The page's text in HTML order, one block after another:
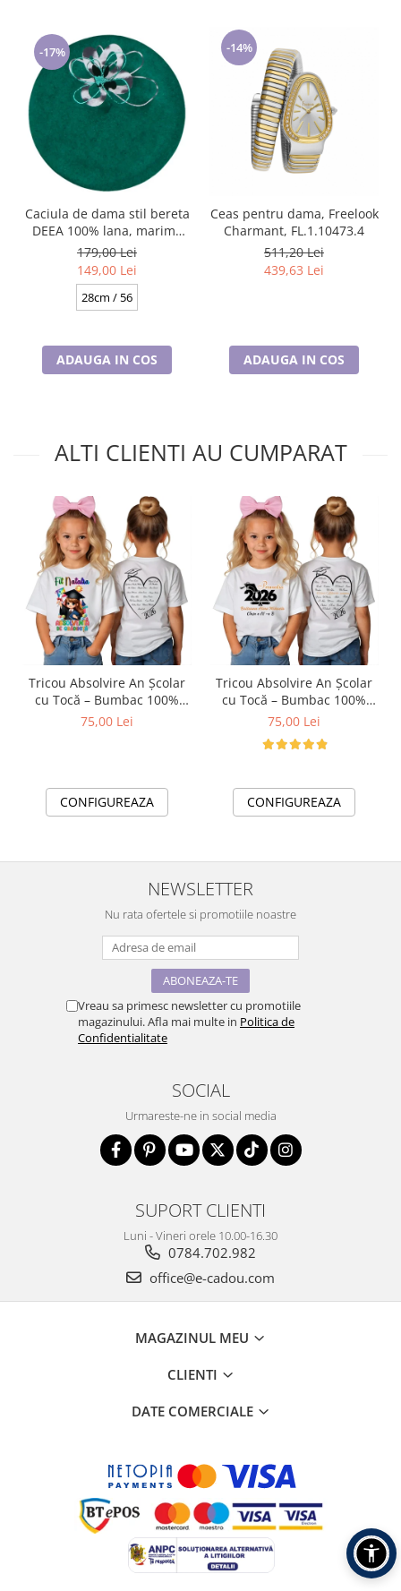
-17%
Caciula de dama stil bereta
DEEA 100% lana, marime
universala BA25.01. 630
verde made Polonia
179,00 Lei
149,00 Lei
28cm / 56
ADAUGA IN COS
-14%
Ceas pentru dama, Freelook
Charmant, FL.1.10473.4
511,20 Lei
439,63 Lei
ADAUGA IN COS
ALTI CLIENTI AU CUMPARAT
Tricou Absolvire An Școlar
cu Tocă – Bumbac 100%
Personalizat pentru Copii și
75,00 Lei
CONFIGUREAZA
Tricou Absolvire An Școlar
cu Tocă – Bumbac 100%
Personalizat pentru Copii și
75,00 Lei
CONFIGUREAZA
NEWSLETTER
Nu rata ofertele si promotiile noastre
Vreau sa primesc newsletter cu promotiile
magazinului. Afla mai multe in Politica de
Confidentialitate
SOCIAL
Urmareste-ne in social media
SUPORT CLIENTI
Luni - Vineri orele 10.00-16.30
0784.702.982
office@e-cadou.com
MAGAZINUL MEU
CLIENTI
DATE COMERCIALE